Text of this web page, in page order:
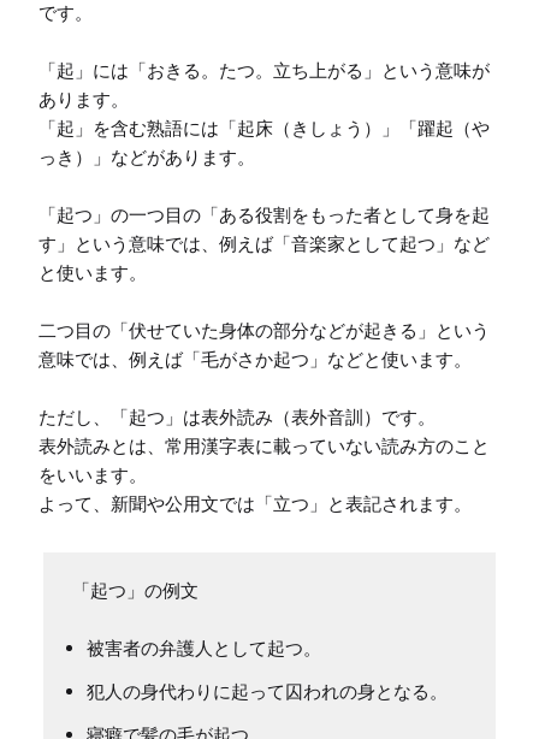
です。
「起」には「おきる。たつ。立ち上がる」という意味が
あります。
「起」を含む熟語には「起床（きしょう）」「躍起（や
っき）」などがあります。
「起つ」の一つ目の「ある役割をもった者として身を起
す」という意味では、例えば「音楽家として起つ」など
と使います。
二つ目の「伏せていた身体の部分などが起きる」という
意味では、例えば「毛がさか起つ」などと使います。
ただし、「起つ」は表外読み（表外音訓）です。
表外読みとは、常用漢字表に載っていない読み方のこと
をいいます。
よって、新聞や公用文では「立つ」と表記されます。
「起つ」の例文
被害者の弁護人として起つ。
犯人の身代わりに起って囚われの身となる。